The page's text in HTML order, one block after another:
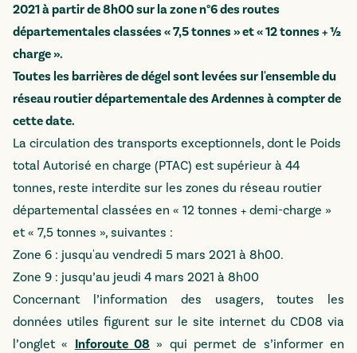
2021 à partir de 8h00 sur la zone n°6 des routes
départementales classées « 7,5 tonnes » et « 12 tonnes + ½
charge ».
Toutes les barrières de dégel sont levées sur l'ensemble du
réseau routier départementale des Ardennes à compter de
cette date.
La circulation des transports exceptionnels, dont le Poids
total Autorisé en charge (PTAC) est supérieur à 44
tonnes, reste interdite sur les zones du réseau routier
départemental classées en « 12 tonnes + demi-charge »
et « 7,5 tonnes », suivantes :
Zone 6 : jusqu'au vendredi 5 mars 2021 à 8h00.
Zone 9 : jusqu’au jeudi 4 mars 2021 à 8h00
Concernant l’information des usagers, toutes les
données utiles figurent sur le site internet du CD08 via
l’onglet « Inforoute 08 » qui permet de s’informer en